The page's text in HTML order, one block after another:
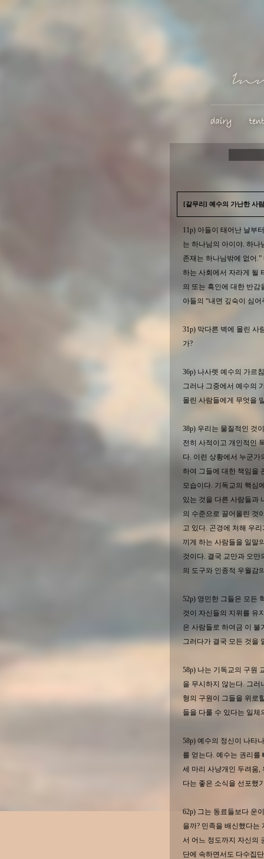
[갈무리] 예수의 가난한 사
11p) 아들이 태어난 날부
는 하나님의 아이야. 하나
존재는 하나님밖에 없어
하는 사회에서 자라게 될
의 또는 흑인에 대한 반감
아들의 “내면 깊숙이 심어
31p) 막다른 벽에 몰린 사
가?
36p) 나사렛 예수의 가르
그러나 그중에서 예수의
몰린 사람들에게 무엇을
38p) 우리는 물질적인 것
전히 사적이고 개인적인
다. 이런 상황에서 누군가
하여 그들에 대한 책임을
모습이다. 기독교의 핵심
있는 것을 다른 사람들과
의 수준으로 끌어올린 것
고 있다. 곤경에 처해 우
끼게 하는 사람들을 일말
것이다. 결국 교만과 오만
의 도구와 인종적 우월감
52p) 영민한 그들은 모든
것이 자신들의 지위를 유
은 사람들로 하여금 이 불
그러다가 결국 모든 것을
58p) 나는 기독교의 구원
을 무시하지 않는다. 그러
형의 구원이 그들을 위로
들을 다룰 수 있다는 일체
58p) 예수의 정신이 나타
를 얻는다. 예수는 권리를
세 마리 사냥개인 두려움,
다는 좋은 소식을 선포했
62p) 그는 동료들보다 운
을까? 민족을 배신했다는
서 어느 정도까지 자신의
단에 속하면서도 다수집